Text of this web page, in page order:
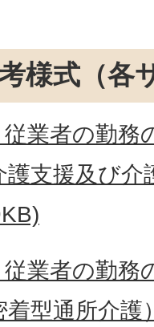
様式（各
業者の勤務
護支援及び介
業者の勤務
着型通所介